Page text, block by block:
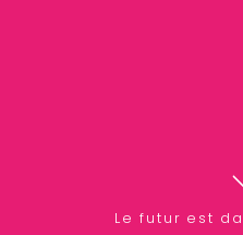
Le futur est